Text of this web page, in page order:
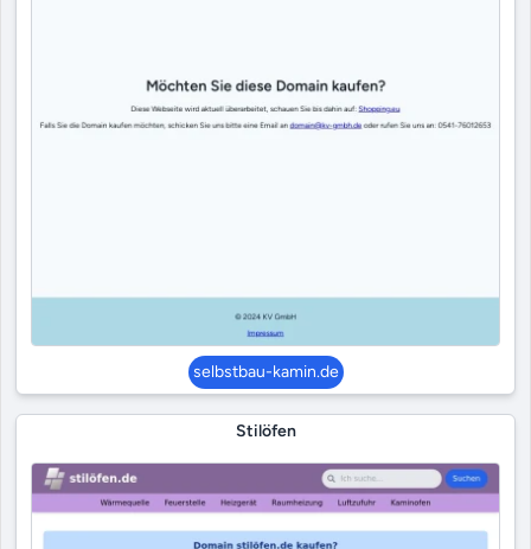
selbstbau-kamin.de
Stilöfen